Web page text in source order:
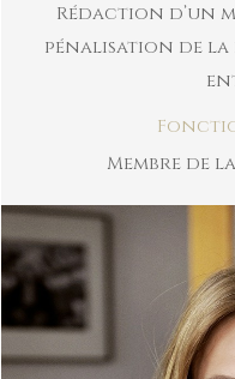
Rédaction d’un
pénalisation de la
Membre de